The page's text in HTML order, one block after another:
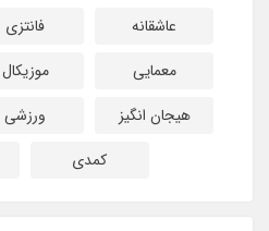
عاشقانه
فانتزی
معمایی
موزیکال
هیجان انگیز
ورزشی
کمدی